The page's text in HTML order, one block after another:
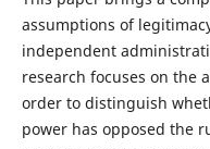
assumptions of
independent
research focuses on the
order to distinguish
power has opposed the